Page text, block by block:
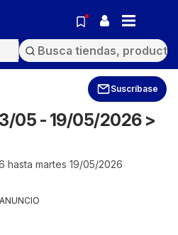
Suscríbase
05 - 19/05/2026 >
hasta martes 19/05/2026
ANUNCIO